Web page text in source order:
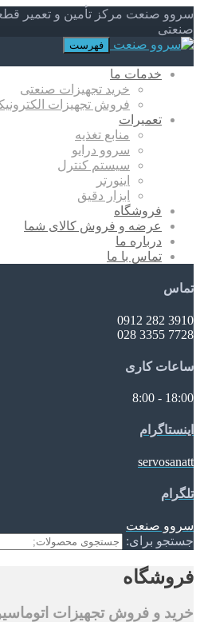
سروو صنعت مرکز تأمین و تعمیر
صنعتی
فهرست
خدمات ما
خرید تجهیزات صنعتی
فروش تجهیزات
تعمیرات
منابع تغذیه
سروو درایو
سیستم کنترل
اینورتر
ابزار دقیق
فروشگاه
عرضه و فروش کالای شما
درباره ما
تماس با ما
تماس
3910 282 0912
7728 3355 028
ساعات کاری
18:00 - 8:00
اینستاگرام
servosanatt
تلگرام
سروو صنعت
جستجو برای:
فروشگاه
خرید و فروش تجهیزات